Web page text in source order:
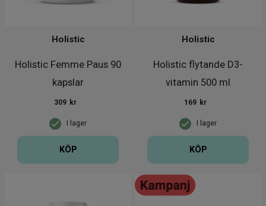
Holistic Femme Paus 90
kapslar
Holistic
I lager
309 kr
KÖP
Holistic flytande D3-
vitamin 500 ml
Holistic
I lager
169 kr
KÖP